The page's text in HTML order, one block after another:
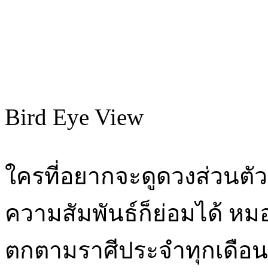
Bird Eye View
ใครที่อยากจะดูดวงส่วน
ความสัมพันธ์ก็ย่อมได้ ห
ตกตามราศีประจำทุกเดือ